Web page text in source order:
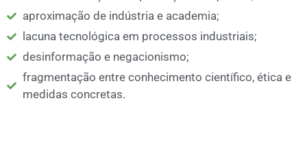
aproximação de indústria e academia;
lacuna tecnológica em processos industriais;
desinformação e negacionismo;
fragmentação entre conhecimento científico, ética e
medidas concretas.